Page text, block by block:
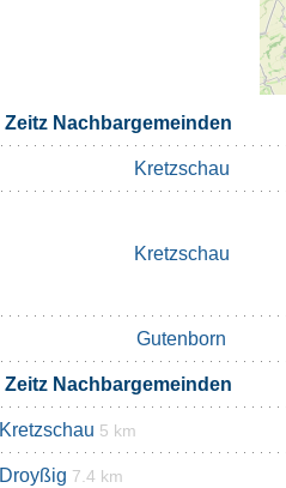
Zeitz Nachbargemeinden
Kretzschau
Kretzschau
Gutenborn
Zeitz Nachbargemeinden
Kretzschau 5 km
Droyßig 7.4 km